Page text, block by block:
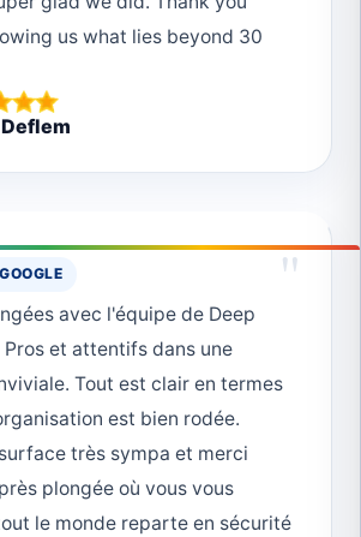
us what lies beyond 30
"
avec l'équipe de Deep
Pros et attentifs dans une
Tout est clair en termes
est bien rodée.
très sympa et merci
plongée où vous vous
le monde reparte en sécurité